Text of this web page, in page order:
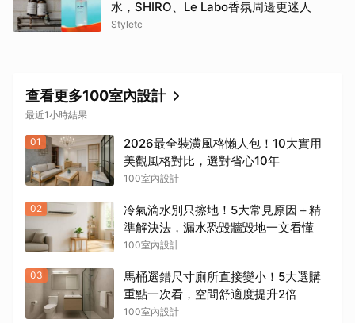
水，SHIRO、Le Labo香氛周邊更迷人
Styletc
查看更多100室內設計
最近1小時結果
01
2026最全裝潢風格懶人包！10大實用
美觀風格對比，選對省心10年
100室內設計
02
冷氣滴水別只擦地！5大常見原因＋精
準解決法，漏水恐毀牆毀地一文看懂
100室內設計
03
馬桶選錯尺寸廁所直接變小！5大選購
重點一次看，空間舒適度提升2倍
100室內設計